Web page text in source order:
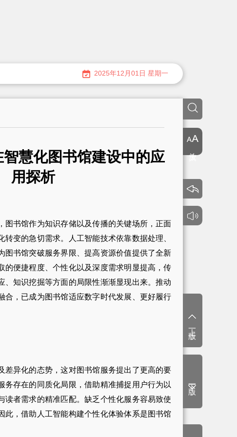
2025年12月01日 星期一
智慧化图书馆建设中的应
用探析
书馆作为知识存储以及传播的关键场所，正面
转变的急切需求。人工智能技术依靠数据处理、
图书馆突破服务界限、提高资源价值提供了全新
的便捷程度、个性化以及深度需求明显提高，传
、知识挖掘等方面的局限性渐渐显现出来。推动
合，已成为图书馆适应数字时代发展、更好履行
异化的态势，这对图书馆服务提出了更高的要
务存在的同质化局限，借助精准捕捉用户行为以
读者需求的精准匹配。缺乏个性化服务容易致使
此，借助人工智能构建个性化体验体系是图书馆